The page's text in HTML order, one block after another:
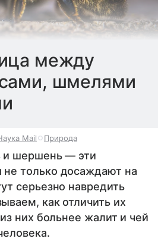
между
шмелями
Mail Природа
и шершень — эти
не только досаждают на
серьезно навредить
как отличить их
них больнее жалит и чей